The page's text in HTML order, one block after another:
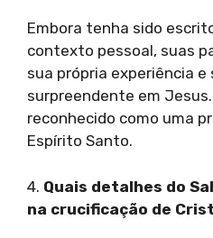
Embora tenha sido
contexto pessoal, suas
sua própria experiência
surpreendente em Jesus.
reconhecido como uma
Espírito Santo.
4. Quais detalhes do
na crucificação de